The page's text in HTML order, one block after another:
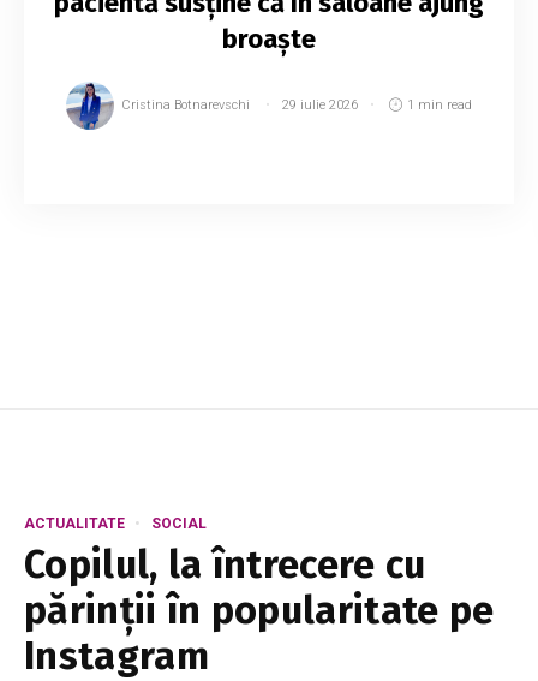
broaște
Cristina Botnarevschi 29 iulie 2026 1 min read
ACTUALITATE SOCIAL
Copilul, la întrecere cu
părinții în popularitate pe
Instagram